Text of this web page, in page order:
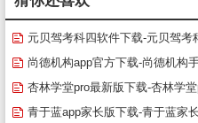
元贝驾考科四软件下载-元贝驾
尚德机构app官方下载-尚德机构
杏林学堂pro最新版下载-杏林学
青于蓝app家长版下载-青于蓝家